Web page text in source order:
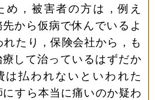
め，被害者の方は，例え
先から仮病で休んでいるよ
れたり，保険会社から，も
療して治っているはずだか
は払われないといわれた
にすら本当に痛いのか疑わ